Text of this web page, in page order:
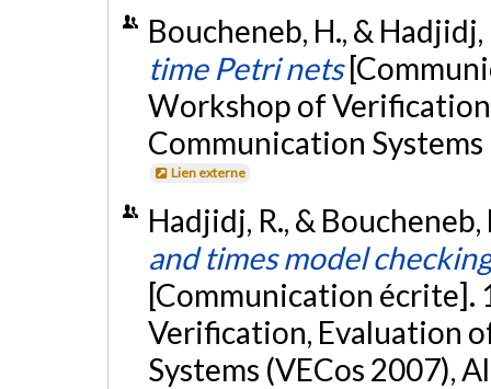
Boucheneb, H., &
time Petri nets
Workshop of
Communication
Lien externe
Hadjidj, R., &
and times model
[Communication
Verification, Evaluation
Systems (VECos 2007),